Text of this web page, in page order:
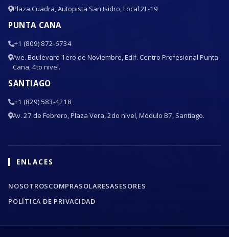
Plaza Cuadra, Autopista San Isidro, Local 2L-19
PUNTA CANA
+1 (809) 872-6734
Ave. Boulevard 1ero de Noviembre, Edif. Centro Profesional Punta
Cana, 4to nivel.
SANTIAGO
+1 (829) 583-4218
Av. 27 de Febrero, Plaza Vera, 2do nivel, Módulo B7, Santiago.
ENLACES
NOSOTROSCOMPRASOLARESASESORES
POLÍTICA DE PRIVACIDAD